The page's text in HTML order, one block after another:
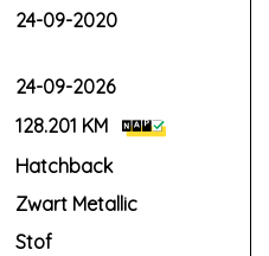
24-09-2020
24-09-2026
128.201 KM
Hatchback
Zwart Metallic
Stof